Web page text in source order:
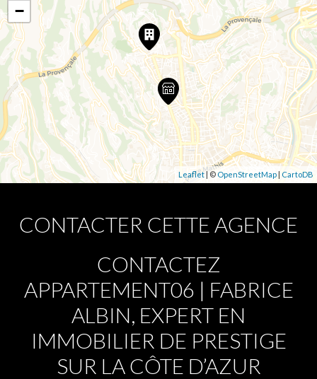
−
Leaflet | © OpenStreetMap| CartoDB
CONTACTER CETTE AGENCE
CONTACTEZ
APPARTEMENT06 | FABRICE
ALBIN, EXPERT EN
IMMOBILIER DE PRESTIGE
SUR LA CÔTE D’AZUR